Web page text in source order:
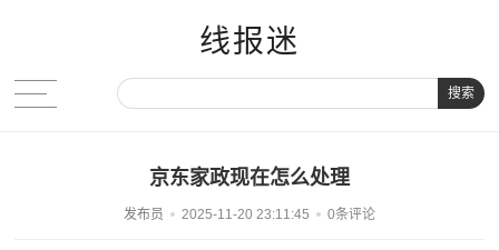
线报迷
搜索
京东家政现在怎么处理
发布员 2025-11-20 23:11:45 0条评论